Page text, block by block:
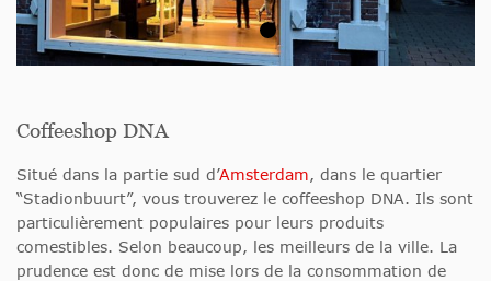
Coffeeshop DNA
Situé dans la partie sud d’Amsterdam, dans le quartier
“Stadionbuurt”, vous trouverez le coffeeshop DNA. Ils sont
particulièrement populaires pour leurs produits
comestibles. Selon beaucoup, les meilleurs de la ville. La
prudence est donc de mise lors de la consommation de